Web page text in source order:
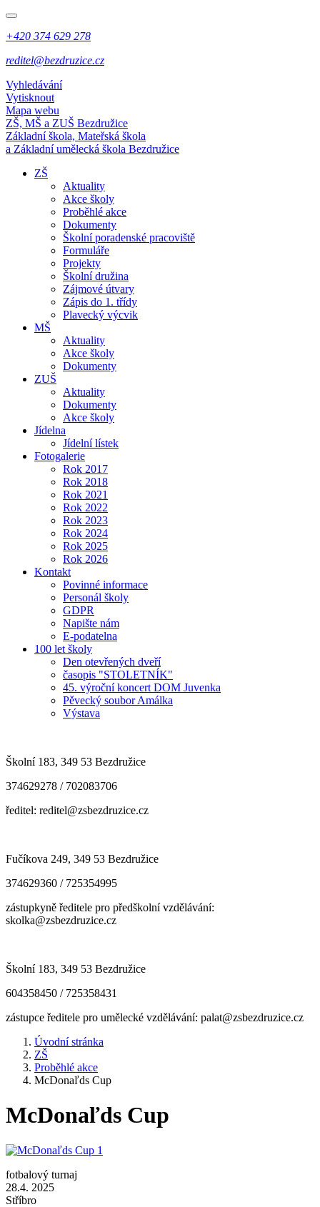
+420 374 629 278
reditel@bezdruzice.cz
Vyhledávání
Vytisknout
Mapa webu
ZŠ, MŠ a ZUŠ Bezdružice
Základní škola, Mateřská škola
a Základní umělecká škola Bezdružice
ZŠ
Aktuality
Akce školy
Proběhlé akce
Dokumenty
Školní poradenské pracoviště
Formuláře
Projekty
Školní družina
Zájmové útvary
Zápis do 1. třídy
Plavecký výcvik
MŠ
Aktuality
Akce školy
Dokumenty
ZUŠ
Aktuality
Dokumenty
Akce školy
Jídelna
Jídelní lístek
Fotogalerie
Rok 2017
Rok 2018
Rok 2021
Rok 2022
Rok 2023
Rok 2024
Rok 2025
Rok 2026
Kontakt
Povinné informace
Personál školy
GDPR
Napište nám
E-podatelna
100 let školy
Den otevřených dveří
časopis "STOLETNÍK"
45. výroční koncert DOM Juvenka
Pěvecký soubor Amálka
Výstava
Školní 183, 349 53 Bezdružice
374629278 / 702083706
ředitel: reditel@zsbezdruzice.cz
Fučíkova 249, 349 53 Bezdružice
374629360 / 725354995
zástupkyně ředitele pro předškolní vzdělávání:
skolka@zsbezdruzice.cz
Školní 183, 349 53 Bezdružice
604358450 / 725358431
zástupce ředitele pro umělecké vzdělávání: palat@zsbezdruzice.cz
Úvodní stránka
ZŠ
Proběhlé akce
McDonaľds Cup
McDonaľds Cup
fotbalový turnaj
28.4. 2025
Stříbro